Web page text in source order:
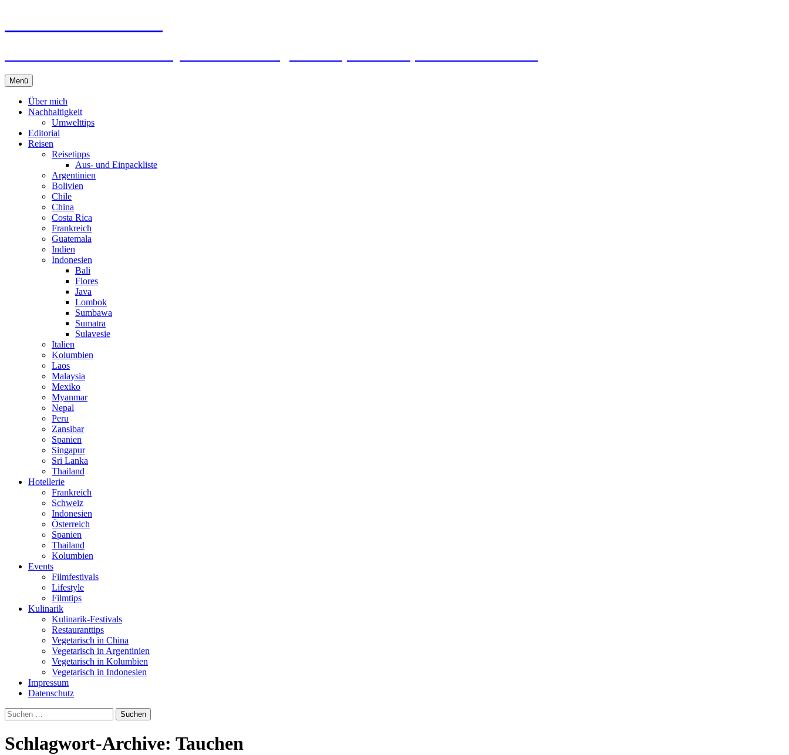
Menü Springe
zum
Inhalt
Über mich
Nachhaltigkeit
Umwelttips
Editorial
Reisen
Reisetipps
Aus- und Einpackliste
Argentinien
Bolivien
Chile
China
Costa Rica
Frankreich
Guatemala
Indien
Indonesien
Bali
Flores
Java
Lombok
Sumbawa
Sumatra
Sulavesie
Italien
Kolumbien
Laos
Malaysia
Mexiko
Myanmar
Nepal
Peru
Zansibar
Spanien
Singapur
Sri Lanka
Thailand
Hotellerie
Frankreich
Schweiz
Indonesien
Österreich
Spanien
Thailand
Kolumbien
Events
Filmfestivals
Lifestyle
Filmtips
Kulinarik
Kulinarik-Festivals
Restauranttips
Vegetarisch in China
Vegetarisch in Argentinien
Vegetarisch in Kolumbien
Vegetarisch in Indonesien
Impressum
Datenschutz
Suchen
nach:
Schlagwort-Archive: Tauchen